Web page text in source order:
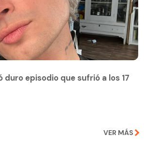
duro episodio que sufrió a los 17
VER MÁS